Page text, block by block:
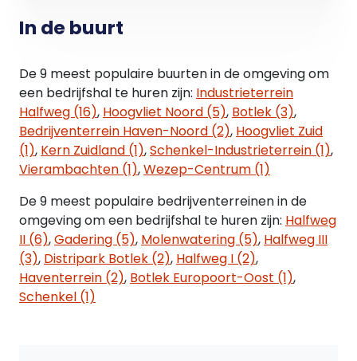
eenduidige manier van meten toe te passen voor
verschillen in meetuitkomsten niet volledig uit,
door bijvoorbeeld interpretatieverschillen,
afrondingen of beperkingen bij het uitvoeren van
de meting.
In de buurt
De 9 meest populaire buurten in de omgeving om
een bedrijfshal te huren zijn: Industrieterrein
Halfweg (16), Hoogvliet Noord (5), Botlek (3),
Bedrijventerrein Haven-Noord (2), Hoogvliet Zuid
(1), Kern Zuidland (1),Schenkel-Industrieterrein (1),
Vierambachten (1),Wezep-Centrum (1)
De 9 meest populaire bedrijventerreinen in de
omgeving om een bedrijfshal te huren zijn: Halfweg
II (6),Gadering (5), Molenwatering (5), Halfweg III
(3), Distripark Botlek (2), Halfweg I (2),
Haventerrein (2), Botlek Europoort-Oost (1),
Schenkel (1)